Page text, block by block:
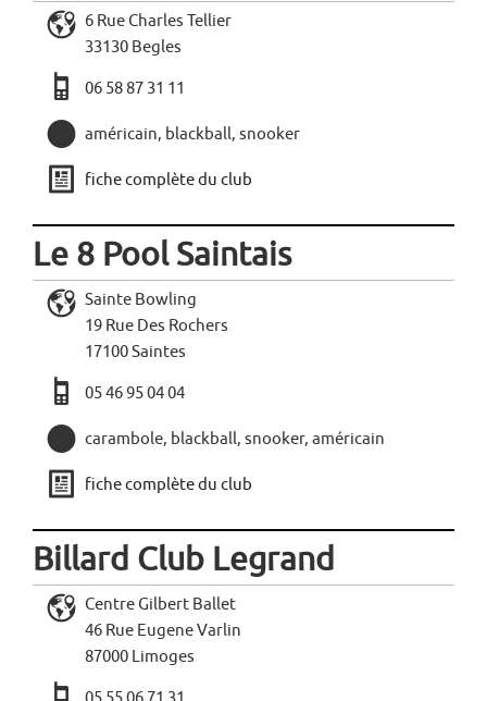
L 6 Rue Charles Tellier
33130 Begles
a 06 58 87 31 11
, américain, blackball, snooker
j fiche complète du club
Le 8 Pool Saintais
L Sainte Bowling
19 Rue Des Rochers
17100 Saintes
a 05 46 95 04 04
, carambole, blackball, snooker, américain
j fiche complète du club
Billard Club Legrand
L Centre Gilbert Ballet
46 Rue Eugene Varlin
87000 Limoges
05 55 06 71 31